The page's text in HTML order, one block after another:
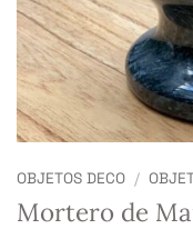
OBJETOS DECO /
Mortero de